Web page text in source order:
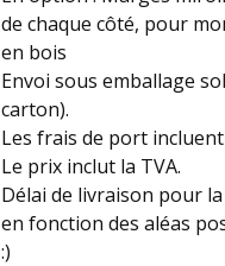
de chaque côté, pour
en bois
Envoi sous emballage
carton).
Les frais de port
Le prix inclut la TVA.
Délai de livraison pour
en fonction des aléas
:)